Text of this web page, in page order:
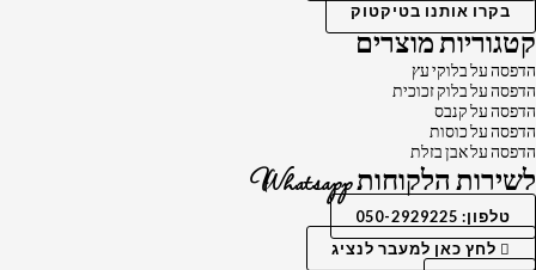
בקרו אותנו בטיקטוק
קטגוריות מוצרים
הדפסה על בלוקי עץ
הדפסה על בלוק זכוכית
הדפסה על קנבס
הדפסה על כוסות
הדפסה על אבן בזלת
לשירות הלקוחות Whatsapp
טלפון: 050-2929225
לחץ כאן למעבר לנציג